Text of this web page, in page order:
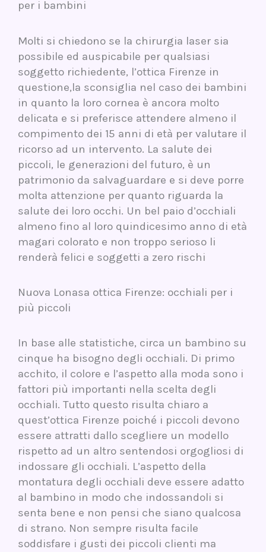
per i bambini
Molti si chiedono se la chirurgia laser sia
possibile ed auspicabile per qualsiasi
soggetto richiedente, l’ottica Firenze in
questione,la sconsiglia nel caso dei bambini
in quanto la loro cornea è ancora molto
delicata e si preferisce attendere almeno il
compimento dei 15 anni di età per valutare il
ricorso ad un intervento. La salute dei
piccoli, le generazioni del futuro, è un
patrimonio da salvaguardare e si deve porre
molta attenzione per quanto riguarda la
salute dei loro occhi. Un bel paio d’occhiali
almeno fino al loro quindicesimo anno di età
magari colorato e non troppo serioso li
renderà felici e soggetti a zero rischi
Nuova Lonasa ottica Firenze: occhiali per i
più piccoli
In base alle statistiche, circa un bambino su
cinque ha bisogno degli occhiali. Di primo
acchito, il colore e l’aspetto alla moda sono i
fattori più importanti nella scelta degli
occhiali. Tutto questo risulta chiaro a
quest’ottica Firenze poiché i piccoli devono
essere attratti dallo scegliere un modello
rispetto ad un altro sentendosi orgogliosi di
indossare gli occhiali. L’aspetto della
montatura degli occhiali deve essere adatto
al bambino in modo che indossandoli si
senta bene e non pensi che siano qualcosa
di strano. Non sempre risulta facile
soddisfare i gusti dei piccoli clienti ma